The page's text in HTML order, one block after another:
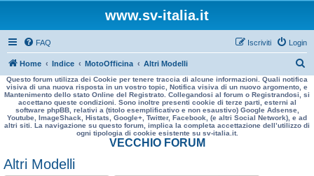
www.sv-italia.it
FAQ Login
Iscriviti
Home Indice MotoOfficina Altri Modelli
e
r
a
Questo forum utilizza dei Cookie per tenere traccia di alcune informazioni. Quali notifica
visiva di una nuova risposta in un vostro topic, Notifica visiva di un nuovo argomento, e
Mantenimento dello stato Online del Registrato. Collegandosi al forum o Registrandosi, si
accettano queste condizioni. Sono inoltre presenti cookie di terze parti, esterni al
software phpBB, relativi a (titolo esemplificativo e non esaustivo) Google Adsense,
Youtube, ImageShack, Histats, Google+, Twitter, Facebook, (e altri Social Network), e ad
altri siti. La navigazione su questo forum, implica la completa accettazione dell’utilizzo di
ogni tipologia di cookie esistente su sv-italia.it.
VECCHIO FORUM
Altri Modelli